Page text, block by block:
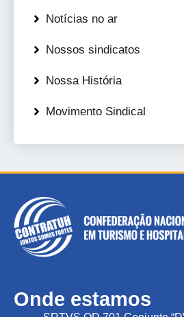
Notícias no ar
Nossos sindicatos
Nossa História
Movimento Sindical
Onde estamos